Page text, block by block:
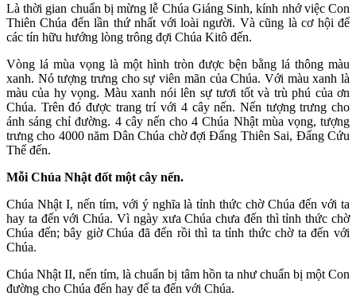
Là thời gian chuẩn bị mừng lễ Chúa Giáng Sinh, kính nhớ việc Con
Thiên Chúa đến lần thứ nhất với loài người. Và cũng là cơ hội để
các tín hữu hướng lòng trông đợi Chúa Kitô đến.
Vòng lá mùa vọng là một hình tròn được bện bằng lá thông màu
xanh. Nó tượng trưng cho sự viên mãn của Chúa. Với màu xanh là
màu của hy vọng. Màu xanh nói lên sự tươi tốt và trù phú của ơn
Chúa. Trên đó được trang trí với 4 cây nến. Nến tượng trưng cho
ánh sáng chỉ đường. 4 cây nến cho 4 Chúa Nhật mùa vọng, tượng
trưng cho 4000 năm Dân Chúa chờ đợi Đấng Thiên Sai, Đấng Cứu
Thế đến.
Mỗi Chúa Nhật đốt một cây nến.
Chúa Nhật I, nến tím, với ý nghĩa là tỉnh thức chờ Chúa đến với ta
hay ta đến với Chúa. Vì ngày xưa Chúa chưa đến thì tỉnh thức chờ
Chúa đến; bây giờ Chúa đã đến rồi thì ta tỉnh thức chờ ta đến với
Chúa.
Chúa Nhật II, nến tím, là chuẩn bị tâm hồn ta như chuẩn bị một Con
đường cho Chúa đến hay để ta đến với Chúa.